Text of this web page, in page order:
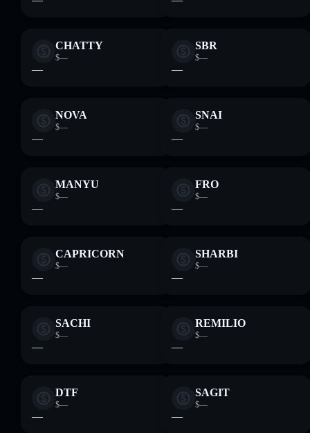
CHATTY
$—
—
SBR
$—
—
NOVA
$—
—
SNAI
$—
—
MANYU
$—
—
FRO
$—
—
CAPRICORN
$—
—
SHARBI
$—
—
SACHI
$—
—
REMILIO
$—
—
DTF
$—
—
SAGIT
$—
—